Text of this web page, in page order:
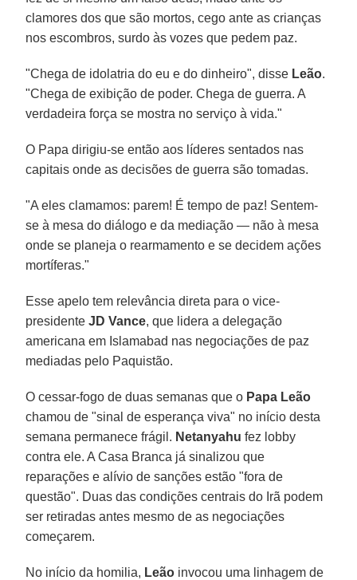
clamores dos que são mortos, cego ante as crianças
nos escombros, surdo às vozes que pedem paz.
"Chega de idolatria do eu e do dinheiro", disse Leão.
"Chega de exibição de poder. Chega de guerra. A
verdadeira força se mostra no serviço à vida."
O Papa dirigiu-se então aos líderes sentados nas
capitais onde as decisões de guerra são tomadas.
"A eles clamamos: parem! É tempo de paz! Sentem-
se à mesa do diálogo e da mediação — não à mesa
onde se planeja o rearmamento e se decidem ações
mortíferas."
Esse apelo tem relevância direta para o vice-
presidenteJD Vance, que lidera a delegação
americana em Islamabad nas negociações de paz
mediadas pelo Paquistão.
O cessar-fogo de duas semanas que o Papa Leão
chamou de "sinal de esperança viva" no início desta
semana permanece frágil. Netanyahu fez lobby
contra ele. A Casa Branca já sinalizou que
reparações e alívio de sanções estão "fora de
questão". Duas das condições centrais do Irã podem
ser retiradas antes mesmo de as negociações
começarem.
No início da homilia, Leão invocou uma linhagem de